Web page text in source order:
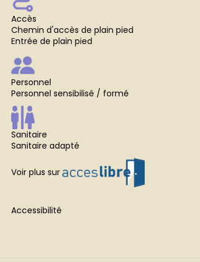
Accès
Chemin d'accès de plain pied
Entrée de plain pied
Personnel
Personnel sensibilisé / formé
Sanitaire
Sanitaire adapté
Voir plus sur
Accessibilité